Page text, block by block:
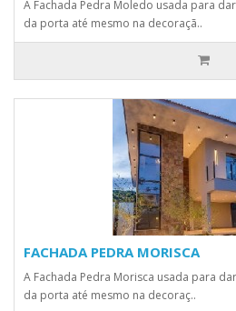
A Fachada Pedra Moledo usada para
da porta até mesmo na decoraçã..
FACHADA PEDRA MORISCA
A Fachada Pedra Morisca usada para
da porta até mesmo na decoraç..